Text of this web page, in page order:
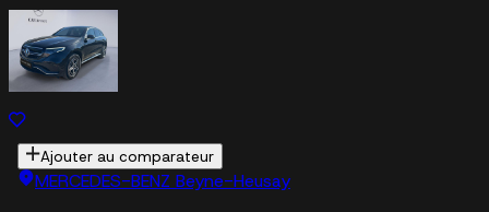
Ajouter au comparateur
MERCEDES-BENZ Beyne-Heusay